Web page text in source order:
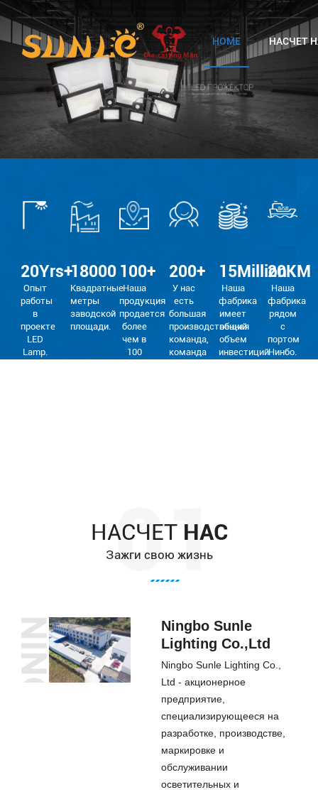
HOME НАСЧЕТ
20Yrs+
Опыт
работы
в
проекте
LED
Lamp.
18000
Квадратные
метры
заводской
площади.
100+
Наша
продукция
продается
более
чем в
100
200+
У нас
есть
большая
производственная
команда,
команда
15Million
Наша
фабрика
имеет
общий
объем
инвестиций
20KM
Наша
фабрика
рядом
с
портом
Нинбо.
НАСЧЕТ НАС
Зажги свою жизнь
Ningbo Sunle
Lighting Co.,Ltd
Ningbo Sunle Lighting Co.,
Ltd - акционерное
предприятие,
специализирующееся на
разработке, производстве,
маркировке и
обслуживании
осветительных и